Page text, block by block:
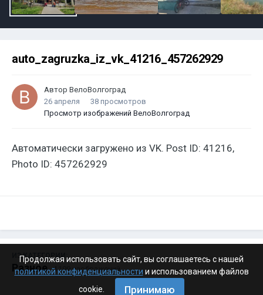
auto_zagruzka_iz_vk_41216_457262929
Автор ВелоВолгоград
26 апреля
38 просмотров
Просмотр изображений ВелоВолгоград
Автоматически загружено из VK. Post ID: 41216,
Photo ID: 457262929
ИЗ КАТЕГОРИИ:
Разное · 4 199 изображений
Продолжая использовать сайт, вы соглашаетесь с нашей
политикой конфиденциальности и использованием файлов
cookie.
Принимаю